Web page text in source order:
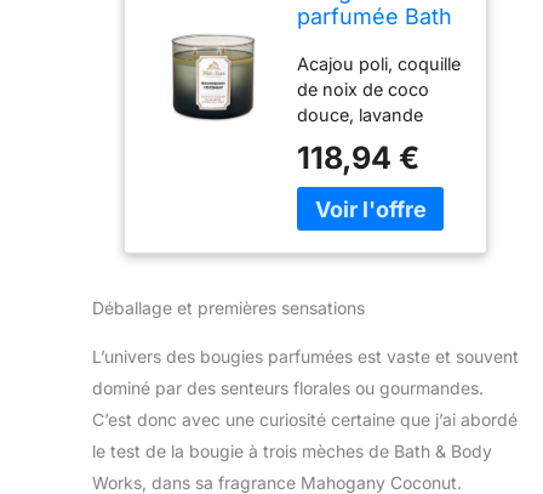
parfumée Bath
3 mèches -
Mahogany
Coconut
(collection
printemps/été
2017)
Acajou poli, coquille
de noix de coco
douce, lavande
Body Works Home
Bougie parfumée à
3 mèches Bougie à
118,94 €
Déballage et premières sensations
L’univers des bougies parfumées est vaste et souvent
dominé par des senteurs florales ou gourmandes.
C’est donc avec une curiosité certaine que j’ai abordé
le test de la bougie à trois mèches de Bath & Body
Works, dans sa fragrance Mahogany Coconut.